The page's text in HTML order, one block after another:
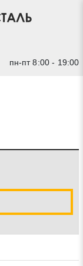
пн-пт 8:00 - 19:00